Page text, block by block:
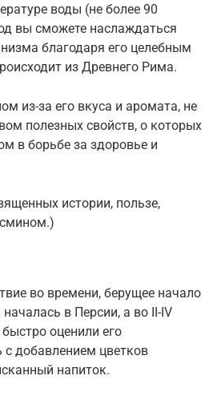
воды (не более 90
вы сможете наслаждаться
благодаря его целебным
из Древнего Рима.
из-за его вкуса и аромата, не
полезных свойств, о которых
в борьбе за здоровье и
истории, пользе,
во времени, берущее начало
в Персии, а во II-IV
оценили его
с добавлением цветков
напиток.